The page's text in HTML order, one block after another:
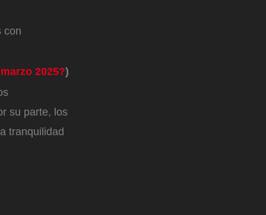
con
2025?)
su parte, los
tranquilidad